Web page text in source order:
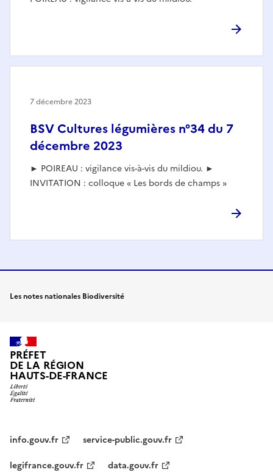
BSV Cultures légumières n°34 du 7
décembre 2023
► POIREAU : vigilance vis-à-vis du mildiou. ►
INVITATION : colloque « Les bords de champs »
7 décembre 2023
Les notes nationales Biodiversité
PRÉFET
DE LA RÉGION
HAUTS-DE-FRANCE
info.gouv.fr
service-public.gouv.fr
legifrance.gouv.fr
data.gouv.fr